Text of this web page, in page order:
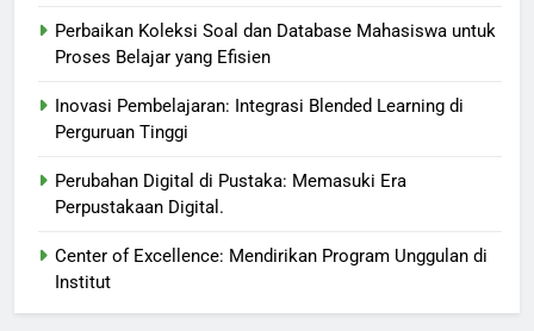
Perbaikan Koleksi Soal dan Database Mahasiswa untuk
Proses Belajar yang Efisien
Inovasi Pembelajaran: Integrasi Blended Learning di
Perguruan Tinggi
Perubahan Digital di Pustaka: Memasuki Era
Perpustakaan Digital.
Center of Excellence: Mendirikan Program Unggulan di
Institut